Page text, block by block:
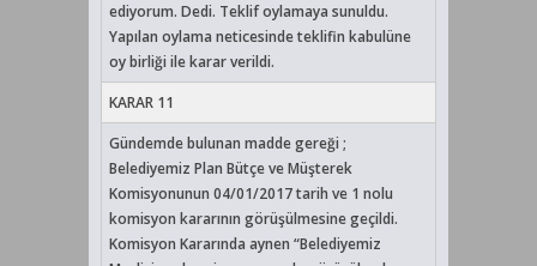
ediyorum. Dedi. Teklif oylamaya sunuldu.
Yapılan oylama neticesinde teklifin kabulüne
oy birliği ile karar verildi.
KARAR 11
Gündemde bulunan madde gereği ;
Belediyemiz Plan Bütçe ve Müşterek
Komisyonunun 04/01/2017 tarih ve 1 nolu
komisyon kararının görüşülmesine geçildi.
Komisyon Kararında aynen “Belediyemiz